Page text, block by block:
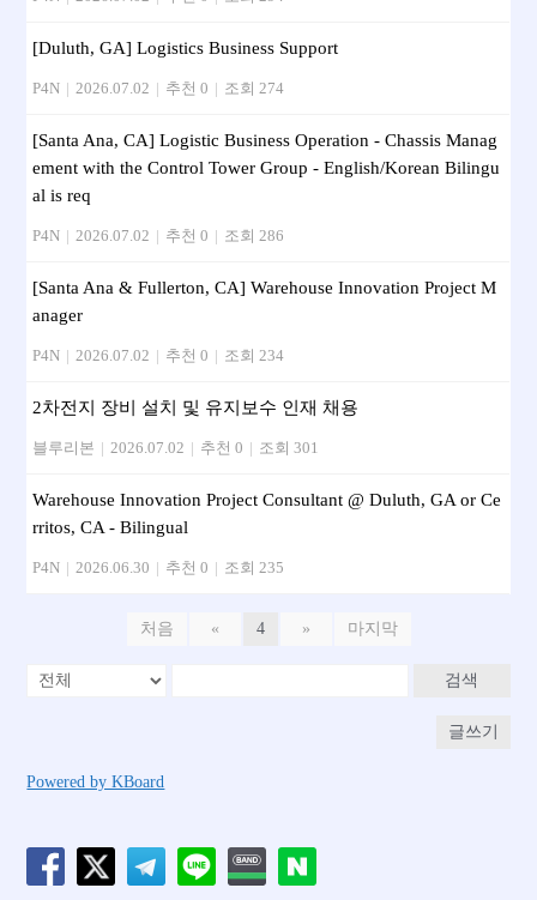
[Duluth, GA] Logistics Business Support
P4N | 2026.07.02 | 추천 0 | 조회 274
[Santa Ana, CA] Logistic Business Operation - Chassis Manag
ement with the Control Tower Group - English/Korean Bilingu
al is req
P4N | 2026.07.02 | 추천 0 | 조회 286
[Santa Ana & Fullerton, CA] Warehouse Innovation Project M
anager
P4N | 2026.07.02 | 추천 0 | 조회 234
2차전지 장비 설치 및 유지보수 인재 채용
블루리본 | 2026.07.02 | 추천 0 | 조회 301
Warehouse Innovation Project Consultant @ Duluth, GA or Ce
rritos, CA - Bilingual
P4N | 2026.06.30 | 추천 0 | 조회 235
처음 « 4 » 마지막
검색
글쓰기
Powered by KBoard